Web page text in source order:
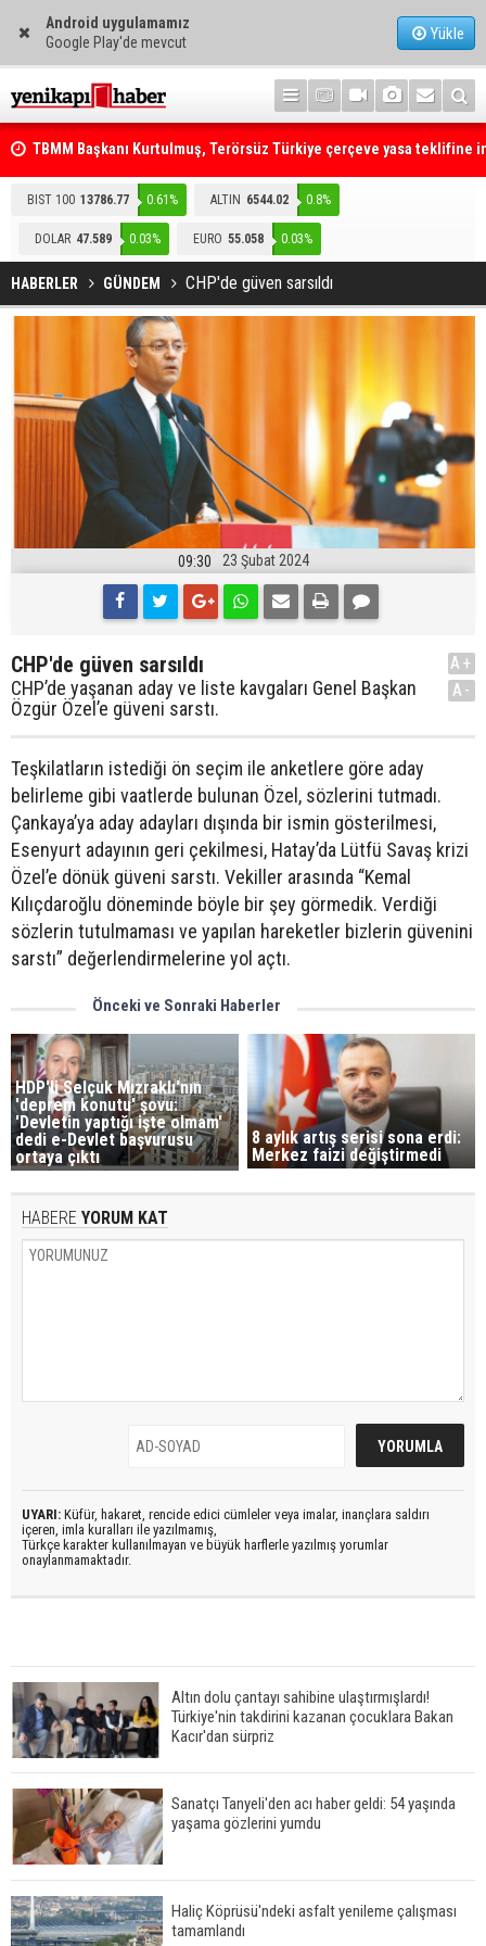
Android uygulamamız
Google Play'de mevcut
Yükle
TBMM Başkanı Kurtulmuş, Terörsüz Türkiye çerçeve yasa teklifine
attı
akılalmaz tuzak ifşa oldu
BIST 100 13786.77 0.61% ALTIN 6544.02 0.8%
DOLAR 47.589 0.03% EURO 55.058 0.03%
HABERLER GÜNDEM CHP'de güven sarsıldı
09:30 23 Şubat 2024
CHP'de güven sarsıldı
CHP’de yaşanan aday ve liste kavgaları Genel Başkan
Özgür Özel’e güveni sarstı.
A+
A-
Teşkilatların istediği ön seçim ile anketlere göre aday
belirleme gibi vaatlerde bulunan Özel, sözlerini tutmadı.
Çankaya’ya aday adayları dışında bir ismin gösterilmesi,
Esenyurt adayının geri çekilmesi, Hatay’da Lütfü Savaş krizi
Özel’e dönük güveni sarstı. Vekiller arasında “Kemal
Kılıçdaroğlu döneminde böyle bir şey görmedik. Verdiği
sözlerin tutulmaması ve yapılan hareketler bizlerin güvenini
sarstı” değerlendirmelerine yol açtı.
Önceki ve Sonraki Haberler
HDP'li Selçuk Mızraklı'nın
'deprem konutu' şovu:
'Devletin yaptığı işte olmam'
dedi e-Devlet başvurusu
ortaya çıktı
8 aylık artış serisi sona erdi:
Merkez faizi değiştirmedi
HABERE YORUM KAT
UYARI: Küfür, hakaret, rencide edici cümleler veya imalar, inançlara saldırı
içeren, imla kuralları ile yazılmamış,
Türkçe karakter kullanılmayan ve büyük harflerle yazılmış yorumlar
onaylanmamaktadır.
Altın dolu çantayı sahibine ulaştırmışlardı!
Türkiye'nin takdirini kazanan çocuklara Bakan
Kacır'dan sürpriz
Sanatçı Tanyeli'den acı haber geldi: 54 yaşında
yaşama gözlerini yumdu
Haliç Köprüsü'ndeki asfalt yenileme çalışması
tamamlandı